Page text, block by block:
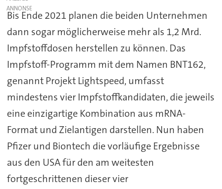
Bis Ende 2021 planen die beiden Unternehmen
dann sogar möglicherweise mehr als 1,2 Mrd.
Impfstoffdosen herstellen zu können. Das
Impfstoff-Programm mit dem Namen BNT162,
genannt Projekt Lightspeed, umfasst
mindestens vier Impfstoffkandidaten, die jeweils
eine einzigartige Kombination aus mRNA-
Format und Zielantigen darstellen. Nun haben
Pfizer und Biontech die vorläufige Ergebnisse
aus den USA für den am weitesten
fortgeschrittenen dieser vier